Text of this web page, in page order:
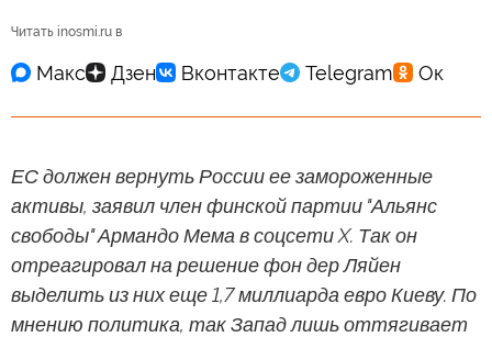
Читать inosmi.ru в
ЕС должен вернуть России ее замороженные
активы, заявил член финской партии "Альянс
свободы" Армандо Мема в соцсети X. Так он
отреагировал на решение фон дер Ляйен
выделить из них еще 1,7 миллиарда евро Киеву. По
мнению политика, так Запад лишь оттягивает